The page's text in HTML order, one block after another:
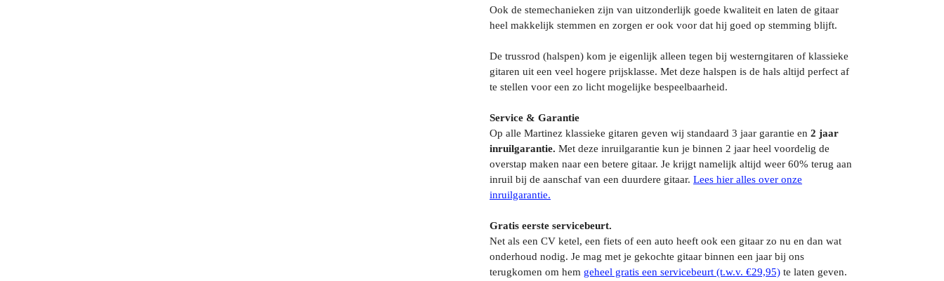
Ook de stemechanieken zijn van uitzonderlijk goede kwaliteit en laten de gitaar
heel makkelijk stemmen en zorgen er ook voor dat hij goed op stemming blijft.
De trussrod (halspen) kom je eigenlijk alleen tegen bij westerngitaren of klassieke
gitaren uit een veel hogere prijsklasse. Met deze halspen is de hals altijd perfect af
te stellen voor een zo licht mogelijke bespeelbaarheid.
Service & Garantie
Op alle Martinez klassieke gitaren geven wij standaard 3 jaar garantie en 2 jaar
inruilgarantie. Met deze inruilgarantie kun je binnen 2 jaar heel voordelig de
overstap maken naar een betere gitaar. Je krijgt namelijk altijd weer 60% terug aan
inruil bij de aanschaf van een duurdere gitaar. Lees hier alles over onze
inruilgarantie.
Gratis eerste servicebeurt.
Net als een CV ketel, een fiets of een auto heeft ook een gitaar zo nu en dan wat
onderhoud nodig. Je mag met je gekochte gitaar binnen een jaar bij ons
terugkomen om hem geheel gratis een servicebeurt (t.w.v. €29,95) te laten geven.